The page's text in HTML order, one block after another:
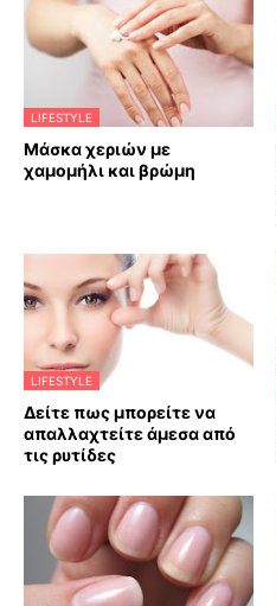
LIFESTYLE
Mάσκα χεριών με
χαμομήλι και βρώμη
LIFESTYLE
Δείτε πως μπορείτε να
απαλλαχτείτε άμεσα από
τις ρυτίδες